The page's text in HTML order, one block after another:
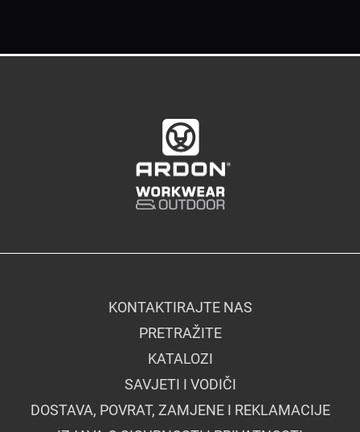
KONTAKTIRAJTE NAS
PRETRAŽITE
KATALOZI
SAVJETI I VODIČI
DOSTAVA, POVRAT, ZAMJENE I REKLAMACIJE